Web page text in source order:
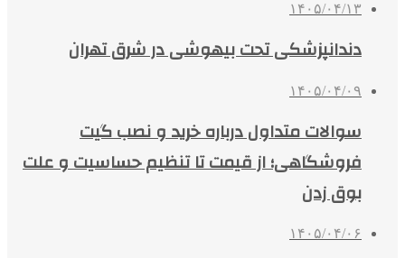
۱۴۰۵/۰۴/۱۳
دندانپزشکی تحت بیهوشی در شرق تهران
۱۴۰۵/۰۴/۰۹
سوالات متداول درباره خرید و نصب گیت
فروشگاهی؛ از قیمت تا تنظیم حساسیت و علت
بوق زدن
۱۴۰۵/۰۴/۰۶